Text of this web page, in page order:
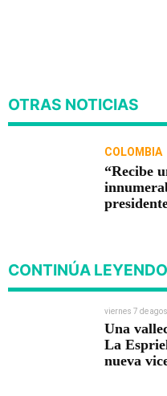
OTRAS NOTICIAS
COLOMBIA
“Recibe
CONTINÚA LEYENDO
viernes 7 de
Una
La
nueva